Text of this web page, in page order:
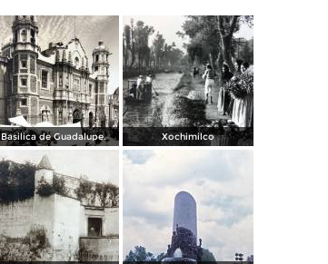
Basilica de Guadalupe. Xochimilco